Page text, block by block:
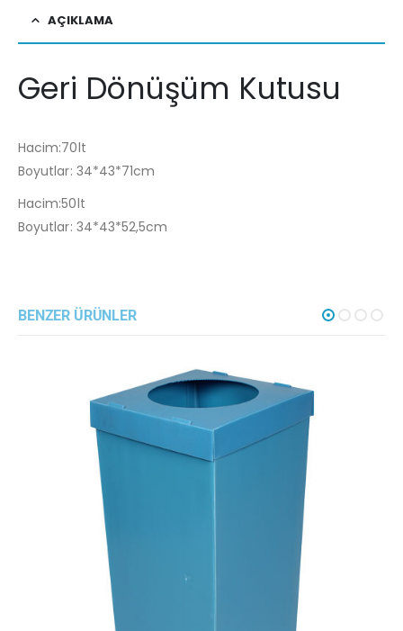
AÇIKLAMA
Geri Dönüşüm Kutusu
Hacim:70lt
Boyutlar: 34*43*71cm
Hacim:50lt
Boyutlar: 34*43*52,5cm
BENZER ÜRÜNLER